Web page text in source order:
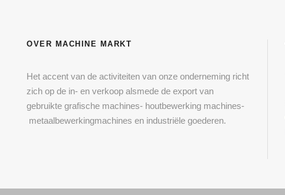
OVER MACHINE MARKT
Het accent van de activiteiten van onze onderneming richt
zich op de in- en verkoop alsmede de export van
gebruikte grafische machines- houtbewerking machines-
metaalbewerkingmachines en industriële goederen.